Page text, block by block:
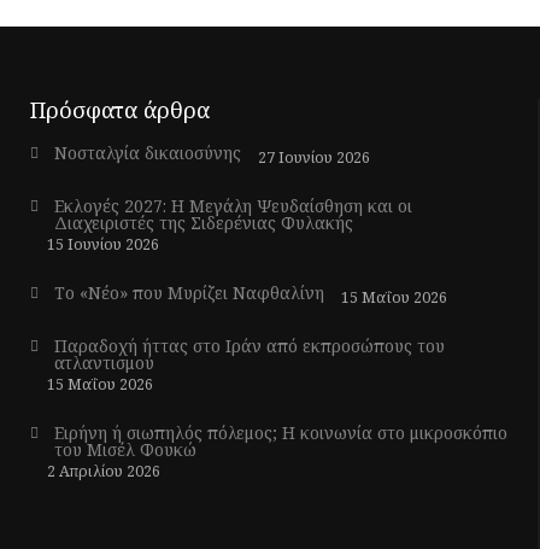
Πρόσφατα άρθρα
Νοσταλγία δικαιοσύνης 27 Ιουνίου 2026
Εκλογές 2027: Η Μεγάλη Ψευδαίσθηση και οι
Διαχειριστές της Σιδερένιας Φυλακής
15 Ιουνίου 2026
Το «Νέο» που Μυρίζει Ναφθαλίνη 15 Μαΐου 2026
Παραδοχή ήττας στο Ιράν από εκπροσώπους του
ατλαντισμού
15 Μαΐου 2026
Ειρήνη ή σιωπηλός πόλεμος; Η κοινωνία στο μικροσκόπιο
του Μισέλ Φουκώ
2 Απριλίου 2026